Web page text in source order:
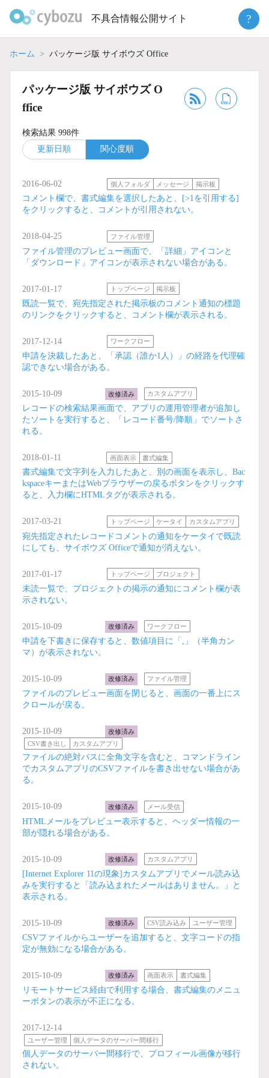
不具合情報公開サイト ?
ホーム パッケージ版 サイボウズ Office
パッケージ版 サイボウズ O
ffice
検索結果 998件
更新日順
関心度順
2016-06-02 個人フォルダ メッセージ 掲示板
コメント欄で、書式編集を選択したあと、[>1を引用する]
をクリックすると、コメントが引用されない。
2018-04-25 ファイル管理
ファイル管理のプレビュー画面で、「詳細」アイコンと
「ダウンロード」アイコンが表示されない場合がある。
2017-01-17 トップページ 掲示板
既読一覧で、宛先指定された掲示板のコメント通知の標題
のリンクをクリックすると、コメント欄が表示される。
2017-12-14 ワークフロー
申請を決裁したあと、「承認（誰か1人）」の経路を代理確
認できない場合がある。
2015-10-09 改修済み カスタムアプリ
レコードの検索結果画面で、アプリの運用管理者が追加し
たソートを実行すると、「レコード番号/降順」でソートさ
れる。
2018-01-11 画面表示 書式編集
書式編集で文字列を入力したあと、別の画面を表示し、Bac
kspaceキーまたはWebブラウザーの戻るボタンをクリックす
ると、入力欄にHTMLタグが表示される。
2017-03-21 トップページ ケータイ カスタムアプリ
宛先指定されたレコードコメントの通知をケータイで既読
にしても、サイボウズ Officeで通知が消えない。
2017-01-17 トップページ プロジェクト
未読一覧で、プロジェクトの掲示の通知にコメント欄が表
示されない。
2015-10-09 改修済み ワークフロー
申請を下書きに保存すると、数値項目に「,」（半角カン
マ）が表示されない。
2015-10-09 改修済み ファイル管理
ファイルのプレビュー画面を閉じると、画面の一番上にス
クロールが戻る。
2015-10-09
改修済み
CSV書き出し
カスタムアプリ
ファイルの絶対パスに全角文字を含むと、コマンドライン
でカスタムアプリのCSVファイルを書き出せない場合があ
る。
2015-10-09 改修済み メール受信
HTMLメールをプレビュー表示すると、ヘッダー情報の一
部が隠れる場合がある。
2015-10-09 改修済み カスタムアプリ
[Internet Explorer 11の現象]カスタムアプリでメール読み込
みを実行すると「読み込まれたメールはありません。」と
表示される。
2015-10-09 改修済み CSV読み込み ユーザー管理
CSVファイルからユーザーを追加すると、文字コードの指
定が無効になる場合がある。
2015-10-09 改修済み 画面表示 書式編集
リモートサービス経由で利用する場合、書式編集のメニュ
ーボタンの表示が不正になる。
2017-12-14
ユーザー管理 個人データのサーバー間移行
個人データのサーバー間移行で、プロフィール画像が移行
されない。